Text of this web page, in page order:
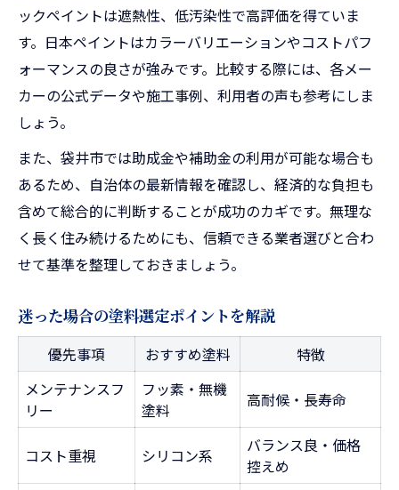
ックペイントは遮熱性、低汚染性で高評価を得ていま
す。日本ペイントはカラーバリエーションやコストパフ
ォーマンスの良さが強みです。比較する際には、各メー
カーの公式データや施工事例、利用者の声も参考にしま
しょう。
また、袋井市では助成金や補助金の利用が可能な場合も
あるため、自治体の最新情報を確認し、経済的な負担も
含めて総合的に判断することが成功のカギです。無理な
く長く住み続けるためにも、信頼できる業者選びと合わ
せて基準を整理しておきましょう。
迷った場合の塗料選定ポイントを解説
優先事項 おすすめ塗料
特徴
メンテナンスフ
リー
フッ素・無機
塗料
高耐候・長寿命
コスト重視 シリコン系
バランス良・価格
控えめ